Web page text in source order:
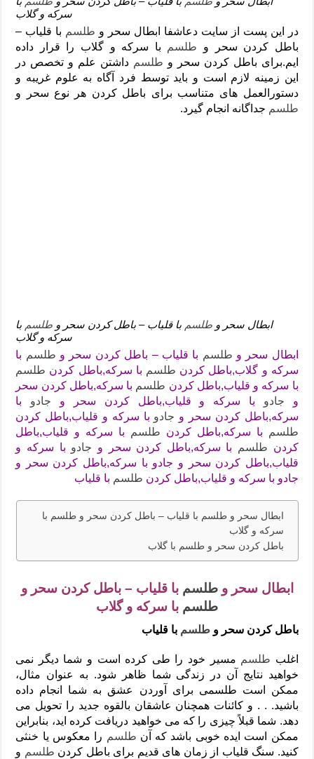
سرکه و گلاب
در این پست از سایت دعاشفا ابطال سحر و طلسم با قلیاب –
باطل کردن سحر و طلسم با سرکه و گلاب را قرار داده
ایم.برای باطل کردن سحر و طلسم داشتن علم و تخصص در
این زمینه لازم است و باید توسط فرد آگاه به علوم غریبه و
دستورالعمل های متناسب برای باطل کردن هر نوع سحر و
طلسم جداگانه انجام گیرد.
ابطال سحر و طلسم با قلیاب – باطل کردن سحر و طلسم با
سرکه و گلاب
ابطال سحر و طلسم با قلیاب – باطل کردن سحر و طلسم با
سرکه و گلاب,باطل كردن طلسم با سرکه,باطل كردن طلسم
با سرکه و قلیاب,باطل كردن طلسم با سرکه,باطل كردن سحر
و جادو با سرکه و قلیاب,باطل كردن سحر و جادو با
سرکه,باطل كردن سحر و جادو با سرکه و قلیاب,باطل كردن
طلسم
با سرکه,باطل كردن طلسم
با سرکه و قلیاب,باطل
كردن طلسم با سرکه,باطل كردن سحر و جادو با سرکه و
قلیاب,باطل كردن سحر و جادو با سرکه,باطل كردن سحر و
جادو با سرکه و قلیاب,باطل كردن طلسم با قلياب
ابطال سحر و طلسم با قلیاب – باطل کردن سحر و طلسم با
سرکه و گلاب
باطل کردن سحر و طلسم با گلاب
ابطال سحر وطلسم با قلیاب – باطل کردن سحر و
طلسم با سرکه و گلاب
باطل کردن سحر وطلسم با قلیاب
اغلب طلسم مسیر خود را طی کرده است و شما دیگر نمی
خواهید نتایج آن در زندگی شما ظاهر شود. به عنوان مثال،
ممکن است طلسمی برای آوردن عشق به شما انجام داده
باشید. . . و کائنات همچنان عاشقان بالقوه جدید را تحویل می
دهد. شما قبلاً چیزی را که می خواهید دریافت کرده اید، بنابراین
ممکن است ایده خوبی باشد که آن طلسم را معکوس یا خنثی
کنید. سنگ قلیاب از زمان های قدیم برای باطل کردن طلسم و